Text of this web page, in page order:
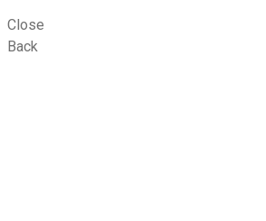
Close
Back